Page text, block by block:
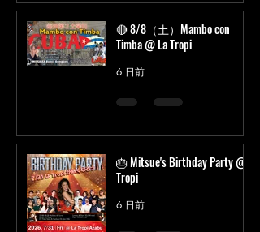
🔴 8/8（土）Mambo con
Timba @ La Tropi
6 日前
🎂 Mitsue's Birthday Party @
Tropi
6 日前